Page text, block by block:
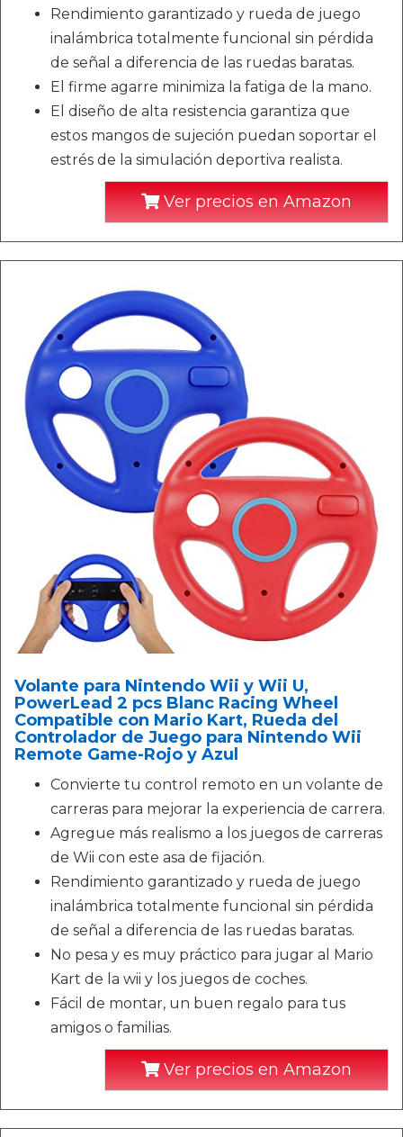
Rendimiento garantizado y rueda de juego
inalámbrica totalmente funcional sin pérdida
de señal a diferencia de las ruedas baratas.
El firme agarre minimiza la fatiga de la mano.
El diseño de alta resistencia garantiza que
estos mangos de sujeción puedan soportar el
estrés de la simulación deportiva realista.
Ver precios en Amazon
Volante para Nintendo Wii y Wii U,
PowerLead 2 pcs Blanc Racing Wheel
Compatible con Mario Kart, Rueda del
Controlador de Juego para Nintendo Wii
Remote Game-Rojo y Azul
Convierte tu control remoto en un volante de
carreras para mejorar la experiencia de carrera.
Agregue más realismo a los juegos de carreras
de Wii con este asa de fijación.
Rendimiento garantizado y rueda de juego
inalámbrica totalmente funcional sin pérdida
de señal a diferencia de las ruedas baratas.
No pesa y es muy práctico para jugar al Mario
Kart de la wii y los juegos de coches.
Fácil de montar, un buen regalo para tus
amigos o familias.
Ver precios en Amazon